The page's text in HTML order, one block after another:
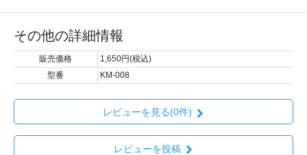
その他の詳細情報
販売価格
1,650円(税込)
型番
KM-008
レビューを見る(0件)
レビューを投稿